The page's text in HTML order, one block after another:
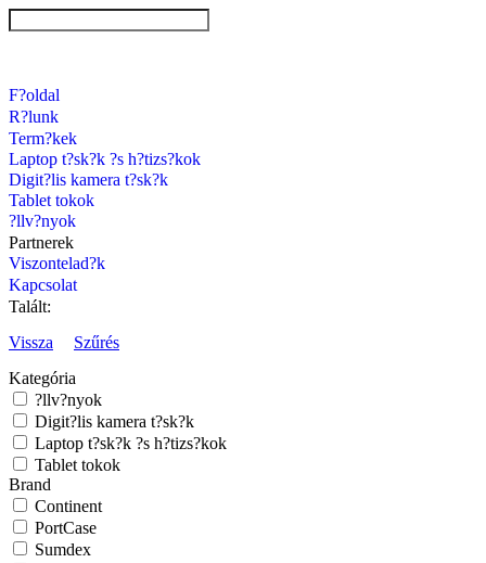
F?oldal
R?lunk
Term?kek
Laptop t?sk?k ?s h?tizs?kok
Digit?lis kamera t?sk?k
Tablet tokok
?llv?nyok
Partnerek
Viszontelad?k
Kapcsolat
Talált:
Vissza
Szűrés
Kategória
?llv?nyok
Digit?lis kamera t?sk?k
Laptop t?sk?k ?s h?tizs?kok
Tablet tokok
Brand
Continent
PortCase
Sumdex